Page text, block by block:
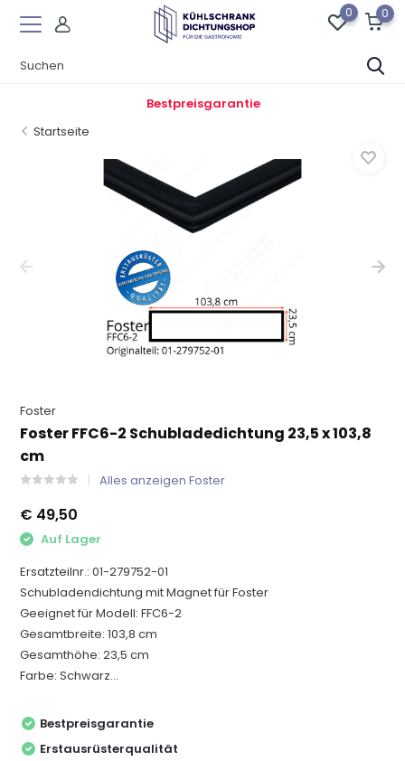
0 0
Bestpreisgarantie
Startseite
Foster
Foster FFC6-2 Schubladedichtung 23,5 x 103,8
cm
Alles anzeigen Foster
€ 49,50
Auf Lager
Ersatzteilnr.: 01-279752-01
Schubladendichtung mit Magnet für Foster
Geeignet für Modell: FFC6-2
Gesamtbreite: 103,8 cm
Gesamthöhe: 23,5 cm
Farbe: Schwarz...
Bestpreisgarantie
Erstausrüsterqualität